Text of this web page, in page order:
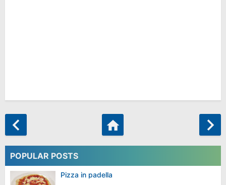
POPULAR POSTS
Pizza in padella